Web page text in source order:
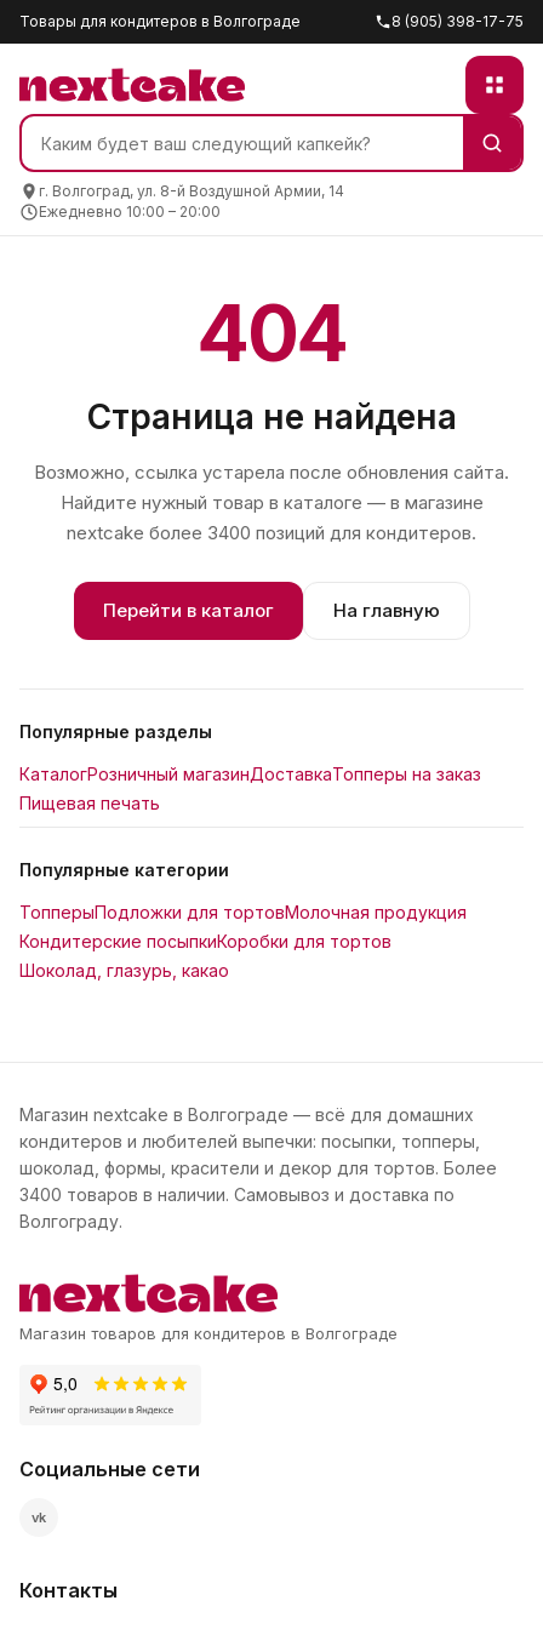
Товары для кондитеров в Волгограде 8 (905) 398-17-75
г. Волгоград, ул. 8-й Воздушной Армии, 14
Ежедневно 10:00 – 20:00
404
Страница не найдена
Возможно, ссылка устарела после обновления сайта.
Найдите нужный товар в каталоге — в магазине
nextcake более 3400 позиций для кондитеров.
Перейти в каталог На главную
Популярные разделы
КаталогРозничный магазинДоставкаТопперы на заказ
Пищевая печать
Популярные категории
ТопперыПодложки для тортовМолочная продукция
Кондитерские посыпкиКоробки для тортов
Шоколад, глазурь, какао
Магазин nextcake в Волгограде — всё для домашних
кондитеров и любителей выпечки: посыпки, топперы,
шоколад, формы, красители и декор для тортов. Более
3400 товаров в наличии. Самовывоз и доставка по
Волгограду.
Магазин товаров для кондитеров в Волгограде
Социальные сети
vk
Контакты